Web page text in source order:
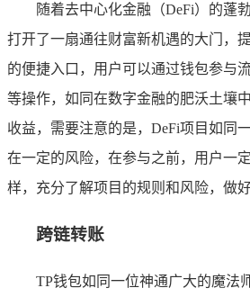
随着去中心化金融（DeFi）的蓬
打开了一扇通往财富新机遇的大门，
的便捷入口，用户可以通过钱包参与
等操作，如同在数字金融的肥沃土壤
收益，需要注意的是，DeFi项目如同
在一定的风险，在参与之前，用户一
样，充分了解项目的规则和风险，做
跨链转账
TP钱包如同一位神通广大的魔法